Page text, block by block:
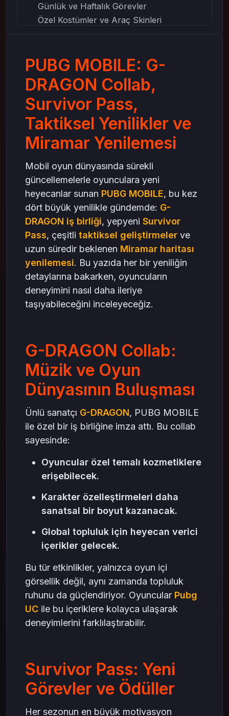
Günlük ve Haftalık Görevler
Özel Kostümler ve Araç Skinleri
Miramar Haritası Yenilemesi: Çölün Yeni Hali
Sonuç: PUBG MOBILE’da Dolu Dolu Bir
Güncelleme
PUBG MOBILE: G-
DRAGON Collab,
Survivor Pass,
Taktiksel Yenilikler ve
Miramar Yenilemesi
Mobil oyun dünyasında sürekli
güncellemelerle oyunculara yeni
heyecanlar sunan PUBG MOBILE, bu kez
dört büyük yenilikle gündemde: G-
DRAGON iş birliği, yepyeni Survivor
Pass, çeşitli taktiksel geliştirmeler ve
uzun süredir beklenen Miramar haritası
yenilemesi. Bu yazıda her bir yeniliğin
detaylarına bakarken, oyuncuların
deneyimini nasıl daha ileriye
taşıyabileceğini inceleyeceğiz.
G-DRAGON Collab:
Müzik ve Oyun
Dünyasının Buluşması
Ünlü sanatçı G-DRAGON, PUBG MOBILE
ile özel bir iş birliğine imza attı. Bu collab
sayesinde:
Oyuncular özel temalı kozmetiklere
erişebilecek.
Karakter özelleştirmeleri daha
sanatsal bir boyut kazanacak.
Global topluluk için heyecan verici
içerikler gelecek.
Bu tür etkinlikler, yalnızca oyun içi
görsellik değil, aynı zamanda topluluk
ruhunu da güçlendiriyor. Oyuncular Pubg
UC ile bu içeriklere kolayca ulaşarak
deneyimlerini farklılaştırabilir.
Survivor Pass: Yeni
Görevler ve Ödüller
Her sezonun en büyük motivasyon